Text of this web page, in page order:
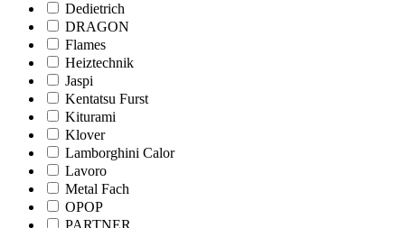
Dedietrich
DRAGON
Flames
Heiztechnik
Jaspi
Kentatsu Furst
Kiturami
Klover
Lamborghini Calor
Lavoro
Metal Fach
OPOP
PARTNER